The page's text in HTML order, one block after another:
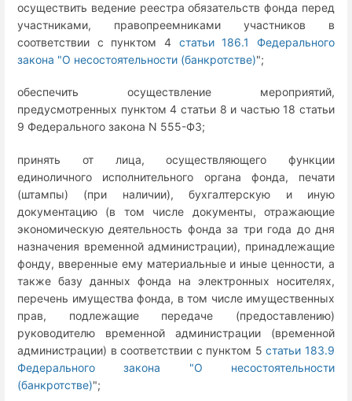
осуществить ведение реестра обязательств фонда перед
участниками, правопреемниками участников в
соответствии с пунктом 4 статьи 186.1 Федерального
закона "О несостоятельности (банкротстве)";
обеспечить осуществление мероприятий,
предусмотренных пунктом 4 статьи 8 и частью 18 статьи
9 Федерального закона N 555-ФЗ;
принять от лица, осуществляющего функции
единоличного исполнительного органа фонда, печати
(штампы) (при наличии), бухгалтерскую и иную
документацию (в том числе документы, отражающие
экономическую деятельность фонда за три года до дня
назначения временной администрации), принадлежащие
фонду, вверенные ему материальные и иные ценности, а
также базу данных фонда на электронных носителях,
перечень имущества фонда, в том числе имущественных
прав, подлежащие передаче (предоставлению)
руководителю временной администрации (временной
администрации) в соответствии с пунктом 5статьи 183.9
Федерального закона "О несостоятельности
(банкротстве)";